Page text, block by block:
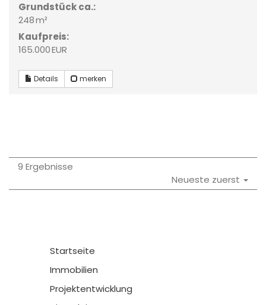
Grund­stück ca.:
248 m²
Kaufpreis:
165.000 EUR
Details merken
9 Ergebnisse
Neueste zuerst
Startseite
Immobilien
Projektentwicklung